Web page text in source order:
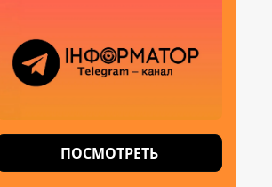
ПОСМОТРЕТЬ